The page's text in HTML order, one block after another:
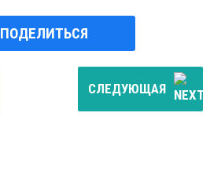
ПОДЕЛИТЬСЯ
СЛЕДУЮЩАЯ